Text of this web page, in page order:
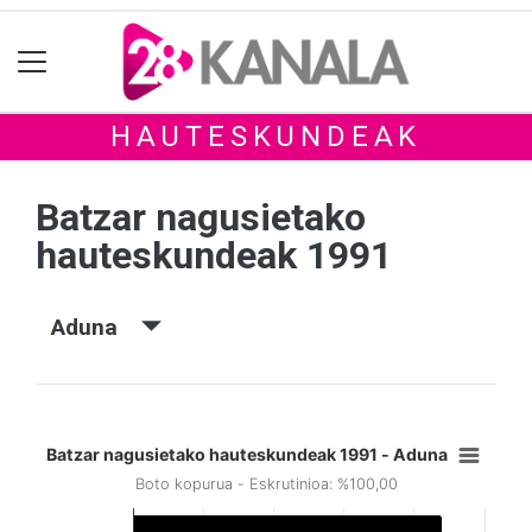
HAUTESKUNDEAK
Batzar nagusietako
hauteskundeak 1991
Aduna
Batzar nagusietako hauteskundeak 1991 - Aduna
Boto kopurua - Eskrutinioa: %100,00